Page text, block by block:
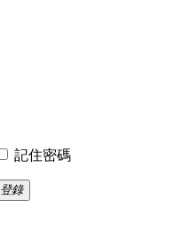
記住密碼
登錄